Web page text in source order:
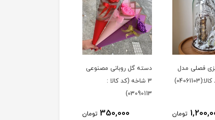
فصلی مدل
تومان
دسته گل روبانی مصنوعی
3 شاخه (کد کالا :
03090113)
350,000 تومان